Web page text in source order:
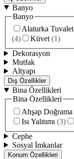
Banyo
Banyo
Alaturka Tuvalet
(4) Küvet (1)
Dekorasyon
Mutfak
Altyapı
Dış Özellikler
Bina Özellikleri
Bina Özellikleri
Ahşap Doğrama
Isı Yalıtımı (3)
Cephe
Sosyal İmkanlar
Konum Özellikleri